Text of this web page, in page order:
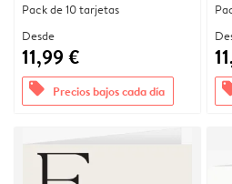
Pack de 10 tarjetas
Desde
11,99 €
offers Precios bajos cada día